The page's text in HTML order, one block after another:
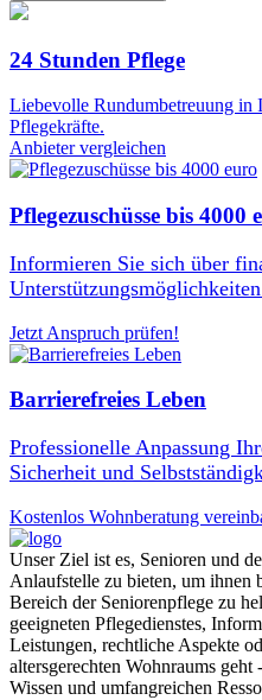
24 Stunden Pflege
Liebevolle Rundumbetreuung in
Pflegekräfte.
Anbieter vergleichen
Pflegezuschüsse bis 4000
Informieren Sie sich über
Jetzt Anspruch prüfen!
Barrierefreies Leben
Professionelle Anpassung
Sicherheit und
Kostenlos Wohnberatung
Unser Ziel ist es, Senioren und
Anlaufstelle zu bieten, um ihnen
Bereich der Seniorenpflege zu
geeigneten Pflegedienstes,
Leistungen, rechtliche Aspekte
altersgerechten Wohnraums
Wissen und umfangreichen